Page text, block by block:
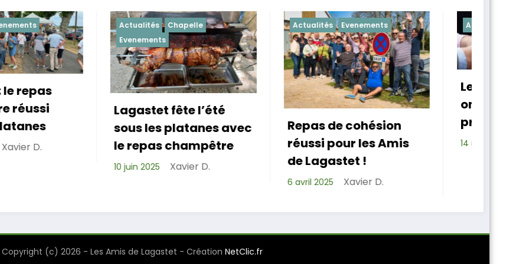
Actualités
Chapelle
Evenements
Lagastet fête l’été
sous les platanes avec
le repas champêtre
Actualités Evenements
Repas de cohésion
réussi pour les Amis
de Lagastet !
Actualités Chapelle
Les Amis de Lagastet
ont un nouveau
président
14 mars 2025
Copyright (c) 2026 - Les Amis de Lagastet - Création NetClic.fr